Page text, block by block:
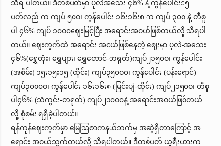
သိရ ပါတယ်။ ဒီတစ်ပတ်မှာ ပုလဲအသေး ၄၆% နဲ့ ကွန်ပေါင်း၁၅
ပတ်လည် က ကျပ် ၅၀ဝ၊ ကွန်ပေါင်း ၁၆း၁၆း၈ က ကျပ် ၃၀ဝ နဲ့ တီစူ
ပါ ၄၆% ကျပ် ၁၀ဝ၀ဈေးမြင့်ပြီး အရောင်းအဝယ်ဖြစ်တယ်လို့ သိရပါ
တယ်။ ဈေးကွက်ထဲ အရောင်း အဝယ်ဖြစ်နေတဲ့ ဈေးမှာ ပုလဲ-အသေး
၄၆%(ရွှေတုံး၊ ရွှေပျား၊ ရွှေတောင်-တရုတ်)ကျပ်၂၁၅၀ဝ၊ ကွန်ပေါင်း
(အစိမ်း) ၁၅း၁၅း၁၅ (ထိုင်း) ကျပ်၃၅၀ဝ၀၊ ကွန်ပေါင်း (ပန်းရောင်)
ကျပ်၃၀ဝ၀ဝ၊ ကွန်ပေါင်း ၁၆း၁၆း၈ (မြင်းပျံ-ထိုင်း) ကျပ်၂၁၅၀ဝ၊ တီစူ
ပါ၄၆% (သံကွင်း-တရုတ်) ကျပ်၂၁၀ဝ၀နဲ့ အရောင်းအဝယ်ဖြစ်တယ်
လို့ စုံစမ်း ရရှိခဲ့ပါတယ်။
ရန်ကုန်ဈေးကွက်မှာ မြေသြဇာကနယ်ဘက်မှ အဆွဲရှိတာကြောင့် အ
ရောင်း အဝယ်သွက်တယ်လို့ သိရပါတယ်။ ဒီတစ်ပတ် ယူရီးယားက